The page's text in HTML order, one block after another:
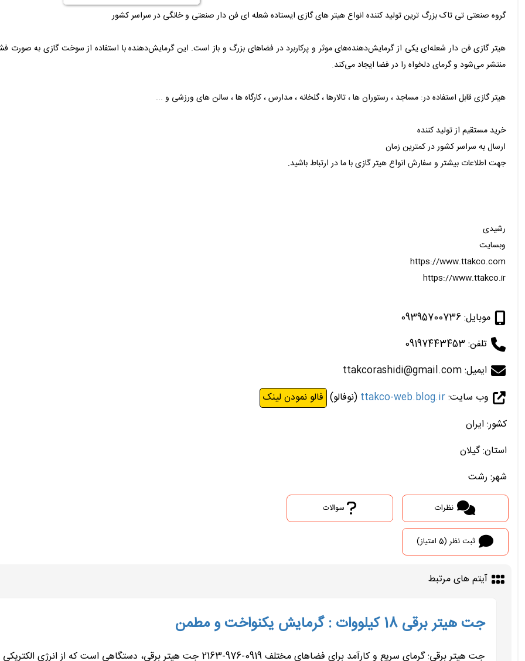
گروه صنعتی تی تاک بزرگ ترین تولید کننده انواع هیتر های گازی ایستاده شعله ای فن دار صنعتی و خانگی در سراسر کشور
هیتر گازی فن دار شعله‌ای یکی از گرمایش‌دهنده‌های موثر و پرکاربرد در فضاهای بزرگ و باز است. این گرمایش‌دهنده با استفاده از سوخت گازی به
منتشر می‌شود و گرمای دلخواه را در فضا ایجاد می‌کند.
هیتر گازی قابل استفاده در: مساجد ، رستوران ها ، تالارها ، گلخانه ، مدارس ، کارگاه ها ، سالن های ورزشی و ...
خرید مستقیم از تولید کننده
ارسال به سراسر کشور در کمترین زمان
جهت اطلاعات بیشتر و سفارش انواع هیتر گازی با ما در ارتباط باشید.
رشیدی
وبسایت
https://www.ttakco.com
https://www.ttakco.ir
موبایل: 09395700736
تلفن: 09197443453
ایمیل: ttakcorashidi@gmail.com
وب سایت:ttakco-web.blog.ir (نوفالو) فالو نمودن لینک
کشور: ایران
استان: گیلان
شهر: رشت
نظرات سوالات
ثبت نظر (5 امتیاز)
آیتم های مرتبط
جت هیتر برقی 18 کیلووات : گرمایش یکنواخت و مطمن
جت هیتر برقی: گرمای سریع و کارآمد برای فضاهای مختلف 0919-976-2163 جت هیتر برقی، دستگاهی است که از انرژی الکتریکی برای...